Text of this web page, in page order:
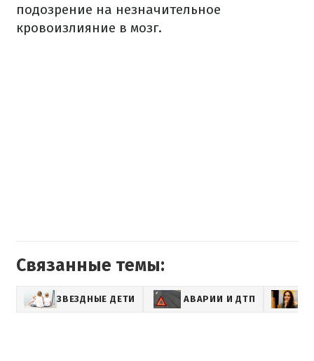
подозрение на незначительное
кровоизлияние в мозг.
Связанные темы:
ЗВЕЗДНЫЕ ДЕТИ АВАРИИ И ДТП